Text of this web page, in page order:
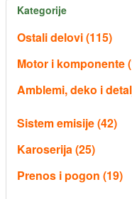
Kategorije
Ostali delovi (115)
Motor i komponente
Amblemi, deko i
Sistem emisije (42)
Karoserija (25)
Prenos i pogon (19)